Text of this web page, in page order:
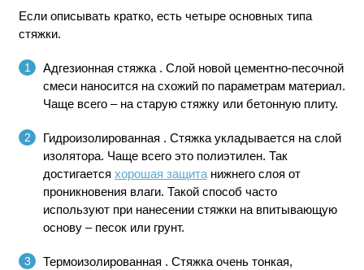
Если описывать кратко, есть четыре основных типа
стяжки.
Адгезионная стяжка . Слой новой цементно-песочной
смеси наносится на схожий по параметрам материал.
Чаще всего – на старую стяжку или бетонную плиту.
Гидроизолированная . Стяжка укладывается на слой
изолятора. Чаще всего это полиэтилен. Так
достигается хорошая защитанижнего слоя от
проникновения влаги. Такой способ часто
используют при нанесении стяжки на впитывающую
основу – песок или грунт.
Термоизолированная . Стяжка очень тонкая,